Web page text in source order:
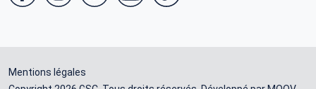
Mentions légales